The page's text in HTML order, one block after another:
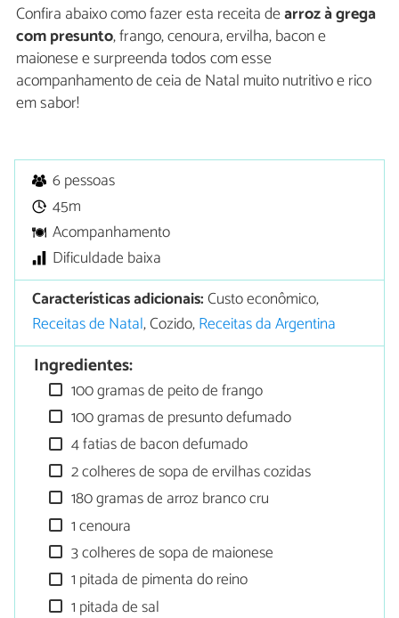
Confira abaixo como fazer esta receita dearroz à grega
com presunto, frango, cenoura, ervilha, bacon e
maionese e surpreenda todos com esse
acompanhamento de ceia de Natal muito nutritivo e rico
em sabor!
6 pessoas
45m
Acompanhamento
Dificuldade baixa
Características adicionais:Custo econômico,
Receitas de Natal, Cozido,Receitas da Argentina
Ingredientes:
100 gramas de peito de frango
100 gramas de presunto defumado
4 fatias de bacon defumado
2 colheres de sopa de ervilhas cozidas
180 gramas de arroz branco cru
1 cenoura
3 colheres de sopa de maionese
1 pitada de pimenta do reino
1 pitada de sal